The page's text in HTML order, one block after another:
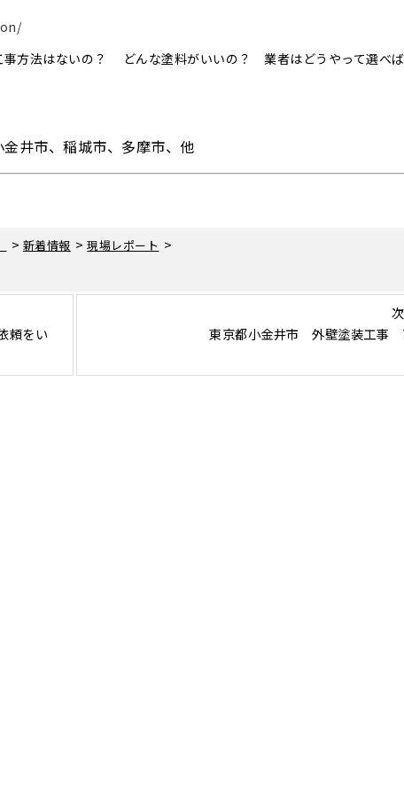
方法はないの？ どんな塗料がいいの？ 業者はどうやって選べ
井市、稲城市、多摩市、他
> 新着情報 >現場レポート >
頼をい
東京都小金井市 外壁塗装工事